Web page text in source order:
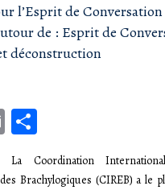
l’Esprit de Conversation
de : Esprit de
déconstruction
Email
Coordination
Brachylogiques (CIREB) a le